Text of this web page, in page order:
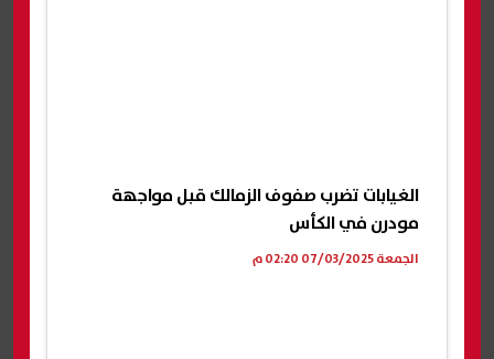
الغيابات تضرب صفوف الزمالك قبل مواجهة
مودرن في الكأس
الجمعة 07/03/2025 02:20 م